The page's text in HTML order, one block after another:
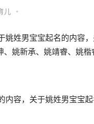
儿 •
姚姓男宝宝起名的内容
姚新承、姚靖睿、姚楷
容，关于姚姓男宝宝